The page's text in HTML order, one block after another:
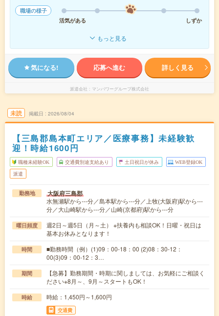
職場の様子
活気がある
しずか
もっと見る
気になる! 応募へ進む 詳しく見る
派遣会社 マンパワーグループ株式会社
未読 掲載日 2026/08/04
【三島郡島本町エリア／医療事務】未経験歓
迎！時給1600円
職種未経験OK 交通費別途支給あり 土日祝日が休み WEB登録OK
派遣
勤務地 大阪府三島郡
水無瀬駅から---分／島本駅から---分／上牧(大阪府)駅から---
分／大山崎駅から---分／山崎(京都府)駅から---分
曜日頻度
週2日～週5日（月～土） ※扶養内も相談OK！日曜・祝日は
基本お休みとなります！
時間
■勤務時間（例）(1)09：00-18：00 (2)08：30-12：
00(3)09：00-12：3…
期間
【急募】勤務期間・時期に関しましては、お気軽にご相談く
ださい※8月～、9月～スタートもOK！
時給 時給：1,450円～1,600円
交通費